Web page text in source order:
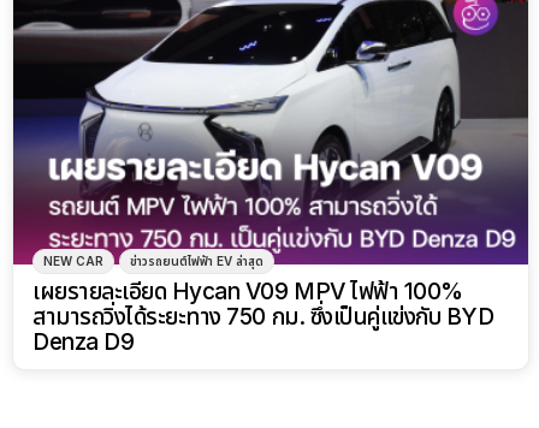
NEW CAR ข่าวรถยนต์ไฟฟ้า EV ล่าสุด
เผยรายละเอียด Hycan V09 MPV ไฟฟ้า 100%
สามารถวิ่งได้ระยะทาง 750 กม. ซึ่งเป็นคู่แข่งกับ BYD
Denza D9